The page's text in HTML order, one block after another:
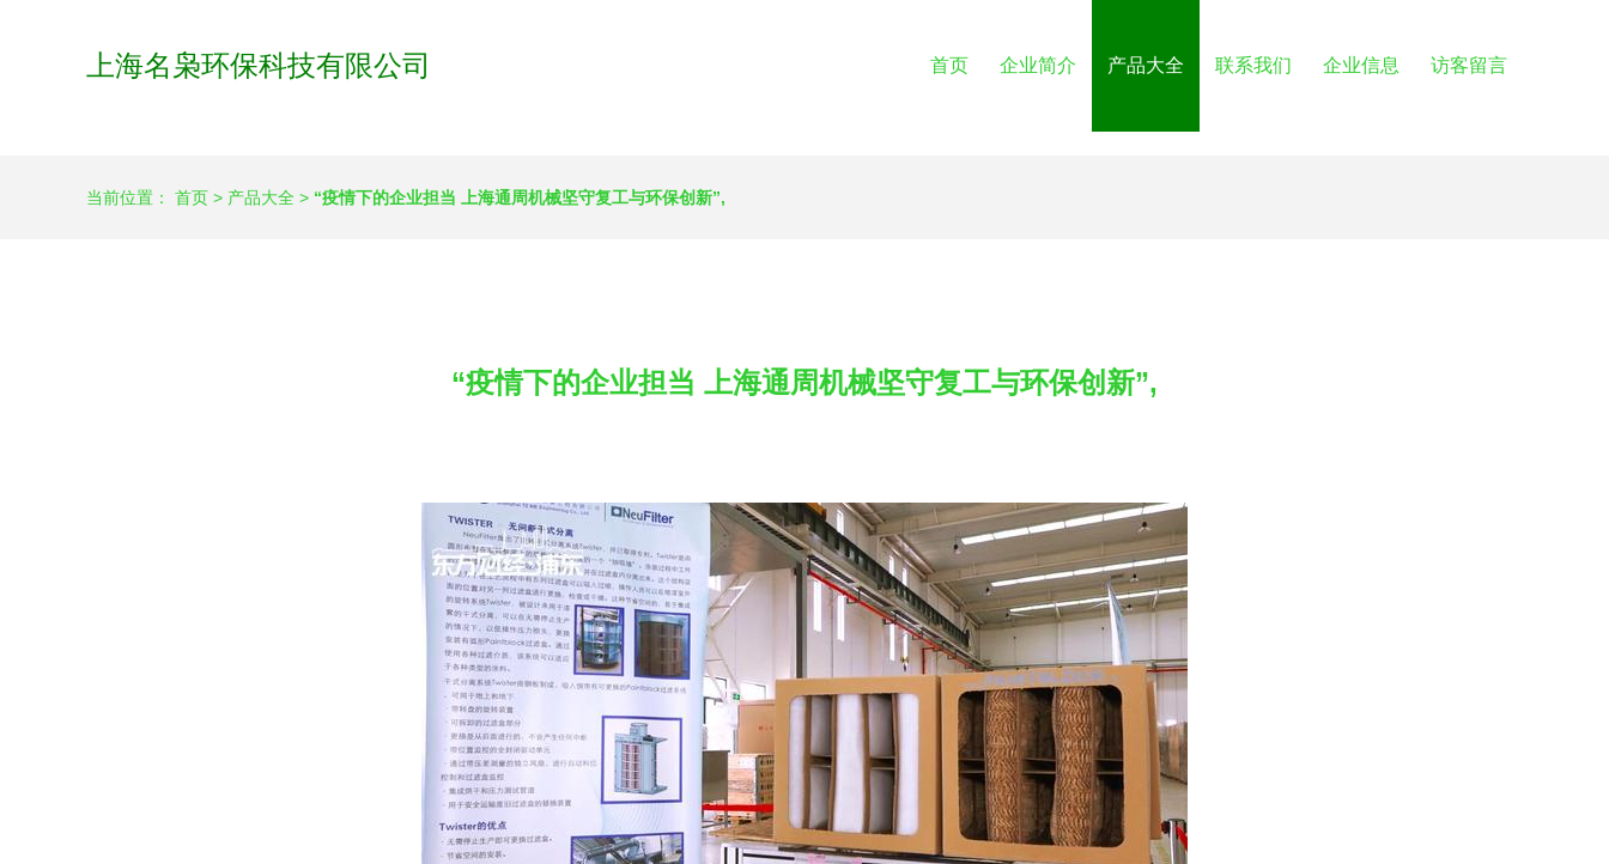
上海名枭环保科技有限公司 首页 企业简介 产品大全 联系我们 企业信息 访客留言
当前位置： 首页 > 产品大全 > “疫情下的企业担当 上海通周机械坚守复工与环保创新”,
“疫情下的企业担当 上海通周机械坚守复工与环保创新”,